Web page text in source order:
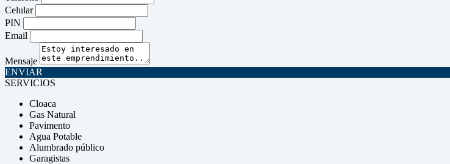
Celular
PIN
Email
Mensaje
ENVIAR
SERVICIOS
Cloaca
Gas Natural
Pavimento
Agua Potable
Alumbrado público
Garagistas